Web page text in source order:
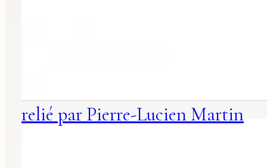
relié par Pierre-Lucien Martin